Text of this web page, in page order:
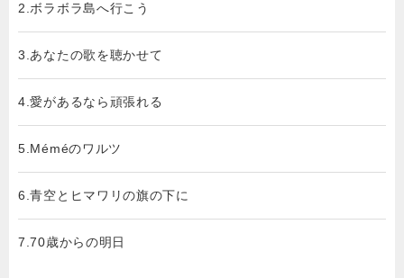
2.ボラボラ島へ行こう
3.あなたの歌を聴かせて
4.愛があるなら頑張れる
5.Méméのワルツ
6.青空とヒマワリの旗の下に
7.70歳からの明日